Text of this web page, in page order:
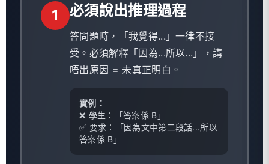
1 必須說出推理過程
答問題時，「我覺得...」一律不接
受。必須解釋「因為...所以...」，講
唔出原因 = 未真正明白。
實例：
❌ 學生：「答案係 B」
✅ 要求：「因為文中第二段話...所以
答案係 B」